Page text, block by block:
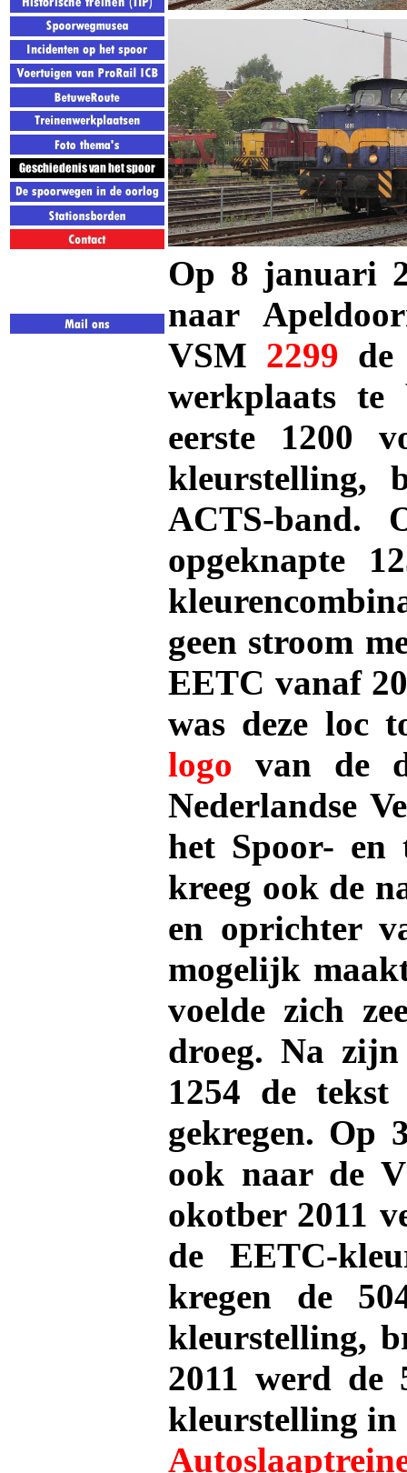
Op 8 januari
naar
VSM 2299
werkplaats te
eerste 1200
kleurstelling,
ACTS-band.
opgeknapte
geen stroom
EETC vanaf
was deze loc
logo van de
Nederlandse
het Spoor- en
kreeg ook de
en oprichter
mogelijk
voelde zich
droeg. Na
1254 de
gekregen. Op
ook naar de
okotber 2011
de EETC-
kregen de
kleurstelling,
2011 werd de
kleurstelling in